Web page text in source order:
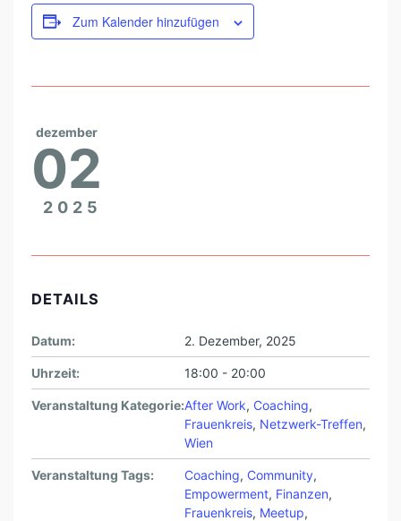
E
C
I
O
N
Zum Kalender hinzufügen
dezember
02
2025
DETAILS
Datum: 2. Dezember, 2025
Uhrzeit: 18:00 - 20:00
Veranstaltung Kategorie:After Work, Coaching,
Frauenkreis, Netzwerk-Treffen,
Wien
Veranstaltung Tags: Coaching, Community,
Empowerment, Finanzen,
Frauenkreis, Meetup,